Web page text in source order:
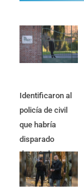
Identificaron al
policía de civil
que habría
disparado
durante los
incidentes
frente al